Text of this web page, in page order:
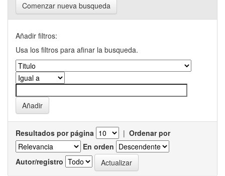
Comenzar nueva busqueda
Añadir filtros:
Usa los filtros para afinar la busqueda.
Resultados por página | Ordenar por
En orden
Autor/registro